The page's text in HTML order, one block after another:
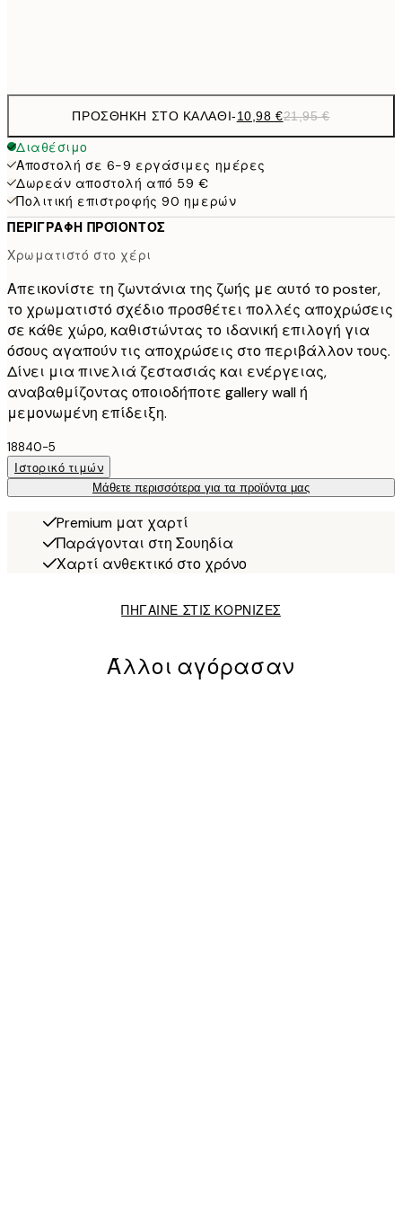
ΠΡΟΣΘΉΚΗ ΣΤΟ ΚΑΛΆΘΙ-10,98 €21,95 €
Διαθέσιμο
Αποστολή σε 6-9 εργάσιμες ημέρες
Δωρεάν αποστολή από 59 €
Πολιτική επιστροφής 90 ημερών
ΠΕΡΙΓΡΑΦΉ ΠΡΟΪΌΝΤΟΣ
Χρωματιστό στο χέρι
Απεικονίστε τη ζωντάνια της ζωής με αυτό το poster,
το χρωματιστό σχέδιο προσθέτει πολλές αποχρώσεις
σε κάθε χώρο, καθιστώντας το ιδανική επιλογή για
όσους αγαπούν τις αποχρώσεις στο περιβάλλον τους.
Δίνει μια πινελιά ζεστασιάς και ενέργειας,
αναβαθμίζοντας οποιοδήποτε gallery wall ή
μεμονωμένη επίδειξη.
18840-5
Ιστορικό τιμών
Μάθετε περισσότερα για τα προϊόντα μας
Premium ματ χαρτί
Παράγονται στη Σουηδία
Χαρτί ανθεκτικό στο χρόνο
ΠΗΓΑΙΝΕ ΣΤΙΣ ΚΟΡΝΙΖΕΣ
Άλλοι αγόρασαν